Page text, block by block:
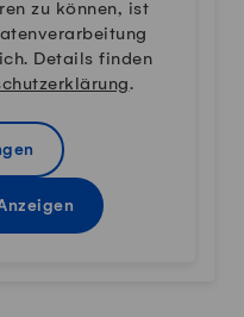
zu können, ist
Details finden
.